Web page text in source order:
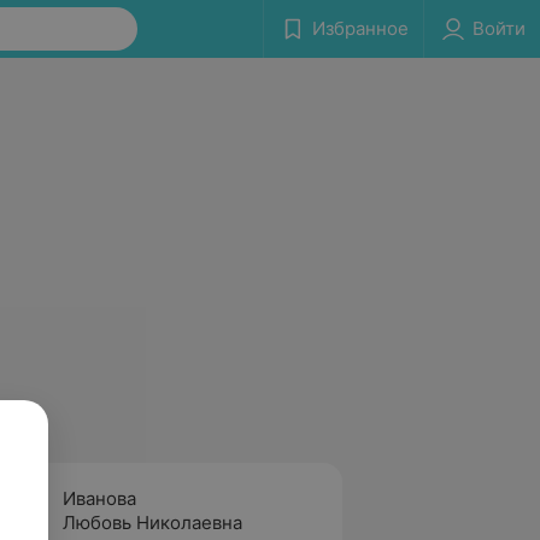
Избранное Войти
Иванова
Любовь Николаевна